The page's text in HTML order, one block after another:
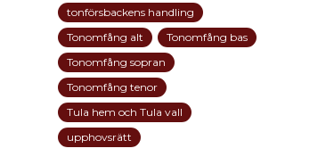
tonförsbackens handling
Tonomfång alt
Tonomfång bas
Tonomfång sopran
Tonomfång tenor
Tula hem och Tula vall
upphovsrätt